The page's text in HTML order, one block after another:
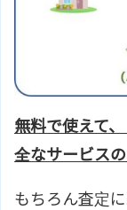
無料で使えて
全なサービス
もちろん査定